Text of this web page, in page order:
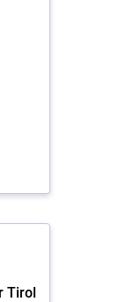
Tirol